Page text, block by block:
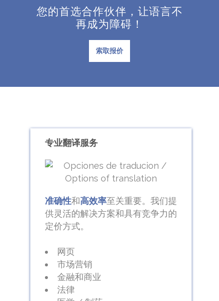
您的首选合作伙伴，让语言不
再成为障碍！
索取报价
专业翻译服务
准确性和高效率至关重要。我们提
供灵活的解决方案和具有竞争力的
定价方式。
网页
市场营销
金融和商业
法律